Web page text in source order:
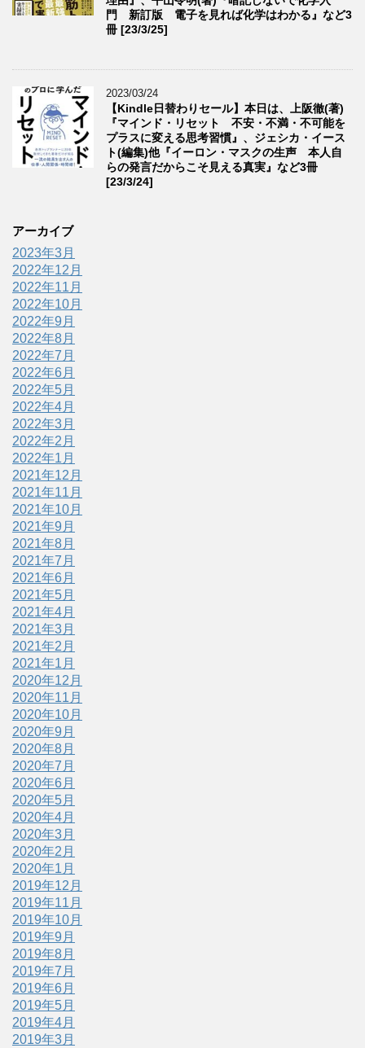
門 新訂版 電子を見れば化学はわかる』など3
冊 [23/3/25]
2023/03/24
【Kindle日替わりセール】本日は、上阪徹(著)
『マインド・リセット 不安・不満・不可能を
プラスに変える思考習慣』、ジェシカ・イース
ト(編集)他『イーロン・マスクの生声 本人自
らの発言だからこそ見える真実』など3冊
[23/3/24]
アーカイブ
2023年3月
2022年12月
2022年11月
2022年10月
2022年9月
2022年8月
2022年7月
2022年6月
2022年5月
2022年4月
2022年3月
2022年2月
2022年1月
2021年12月
2021年11月
2021年10月
2021年9月
2021年8月
2021年7月
2021年6月
2021年5月
2021年4月
2021年3月
2021年2月
2021年1月
2020年12月
2020年11月
2020年10月
2020年9月
2020年8月
2020年7月
2020年6月
2020年5月
2020年4月
2020年3月
2020年2月
2020年1月
2019年12月
2019年11月
2019年10月
2019年9月
2019年8月
2019年7月
2019年6月
2019年5月
2019年4月
2019年3月